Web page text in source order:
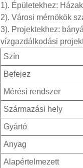
1). Épületekhez:
2). Városi mérnökök
3). Projektekhez:
vízgazdálkodási
Szín
Befejez
Mérési rendszer
Származási hely
Gyártó
Anyag
Alapértelmezett